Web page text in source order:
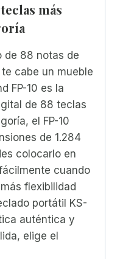
más
de 88 notas de
cabe un mueble
FP-10 es la
de 88 teclas
el FP-10
de 1.284
colocarlo en
cuando
flexibilidad
portátil KS-
auténtica y
elige el